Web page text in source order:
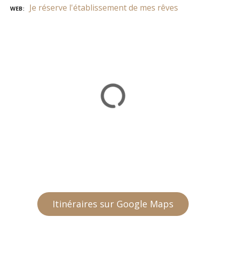
WEB Je réserve l'établissement de mes rêves
Itinéraires sur Google Maps